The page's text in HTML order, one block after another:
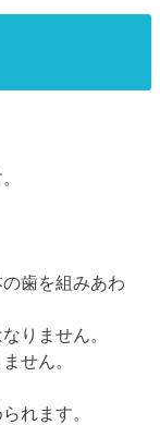
歯を組みあわ
りません。
せん。
れます。